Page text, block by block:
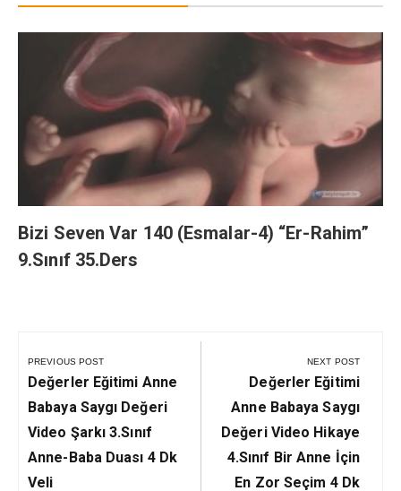
Bizi Seven Var 140 (Esmalar-4) “Er-Rahim”
9.Sınıf 35.Ders
gezinmesi
PREVIOUS POST
Previous
Post:
Değerler Eğitimi Anne
Babaya Saygı Değeri
Video Şarkı 3.Sınıf
Anne-Baba Duası 4 Dk
Veli
NEXT POST
Next
Post:
Değerler Eğitimi
Anne Babaya Saygı
Değeri Video Hikaye
4.Sınıf Bir Anne İçin
En Zor Seçim 4 Dk